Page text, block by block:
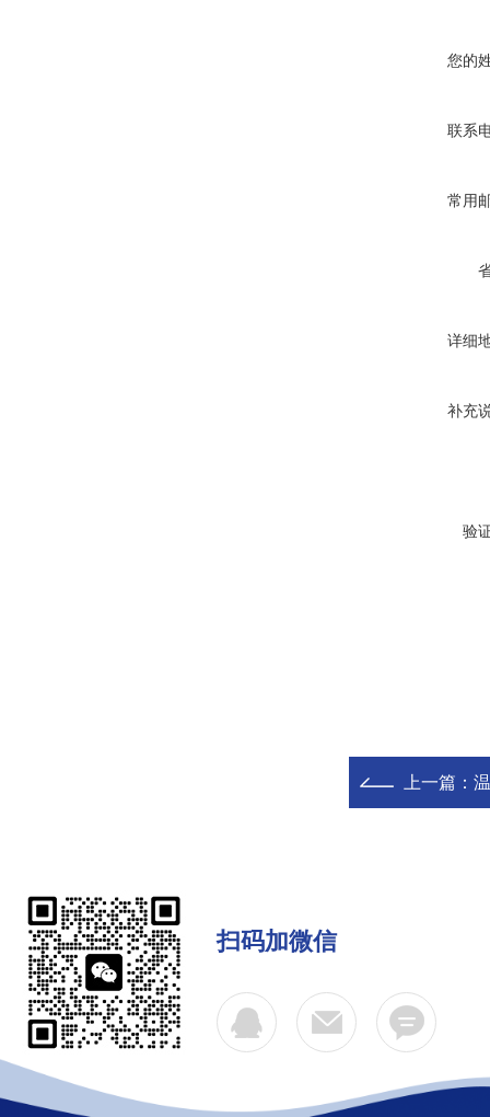
您的
联系
常用
详细
补充
验
上一篇：
扫码加微信